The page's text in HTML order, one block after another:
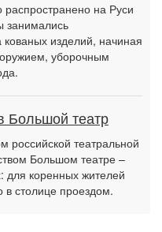
на Руси
занимались
кованых изделий, начиная
уборочным
Большой театр
российской театральной
Большом театре –
для коренных жителей
в столице проездом.